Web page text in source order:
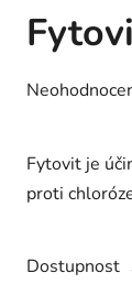
Průměrné
je
0,0
5
Fytovit je
proti
Dostupnost